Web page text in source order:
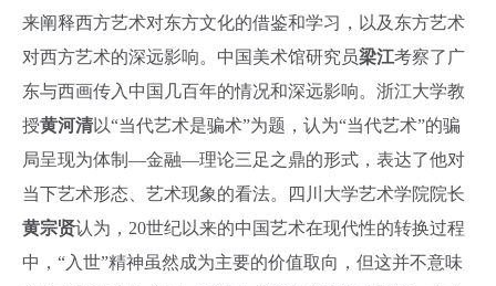
来阐释西方艺术对东方文化的借鉴和学习，以及东方艺术
对西方艺术的深远影响。中国美术馆研究员梁江考察了广
东与西画传入中国几百年的情况和深远影响。浙江大学教
授黄河清以“当代艺术是骗术”为题，认为“当代艺术”的骗
局呈现为体制—金融—理论三足之鼎的形式，表达了他对
当下艺术形态、艺术现象的看法。四川大学艺术学院院长
黄宗贤认为， 20世纪以来的中国艺术在现代性的转换过程
中，“入世”精神虽然成为主要的价值取向，但这并不意味